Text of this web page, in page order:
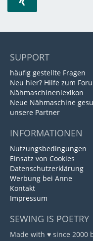
SUPPORT
häufig gestellte Fragen
Neu hier? Hilfe zum
Nähmaschinenlexikon
Neue Nähmaschine
unsere Partner
INFORMATIONEN
Nutzungsbedingungen
Einsatz von Cookies
Datenschutzerklärung
Werbung bei Anne
Kontakt
Impressum
SEWING IS POETRY
Made with ♥ since 2000